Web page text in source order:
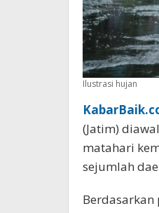
Ilustrasi hujan
(Jatim)
matahari
sejumlah
Berdasarkan